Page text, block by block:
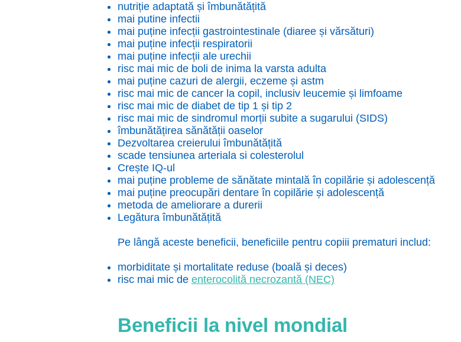
nutriție adaptată și îmbunătățită
mai putine infectii
mai puține infecții gastrointestinale (diaree și vărsături)
mai puține infecții respiratorii
mai puține infecții ale urechii
risc mai mic de boli de inima la varsta adulta
mai puține cazuri de alergii, eczeme și astm
risc mai mic de cancer la copil, inclusiv leucemie și limfoame
risc mai mic de diabet de tip 1 și tip 2
risc mai mic de sindromul morții subite a sugarului (SIDS)
îmbunătățirea sănătății oaselor
Dezvoltarea creierului îmbunătățită
scade tensiunea arteriala si colesterolul
Crește IQ-ul
mai puține probleme de sănătate mintală în copilărie și adolescență
mai puține preocupări dentare în copilărie și adolescență
metoda de ameliorare a durerii
Legătura îmbunătățită
Pe lângă aceste beneficii, beneficiile pentru copiii prematuri includ:
morbiditate și mortalitate reduse (boală și deces)
risc mai mic de enterocolită necrozantă (NEC)
Beneficii la nivel mondial